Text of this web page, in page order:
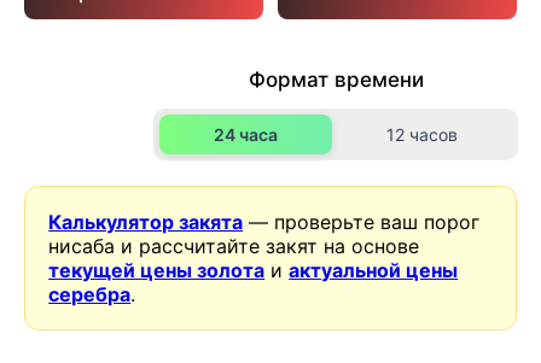
Формат времени
24 часа 12 часов
Калькулятор закята — проверьте ваш порог
нисаба и рассчитайте закят на основе
текущей цены золота иактуальной цены
серебра.